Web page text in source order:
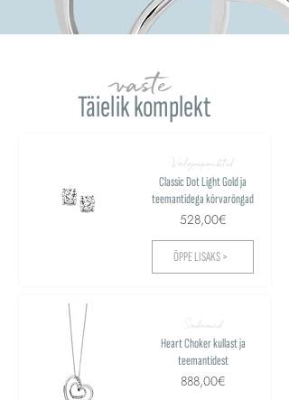
Täielik komplekt
vaste
Valguspunktid
Classic Dot Light Gold ja
teemantidega kõrvarõngad
528,00€
ÕPPE LISAKS >
Südamed
Heart Choker kullast ja
teemantidest
888,00€